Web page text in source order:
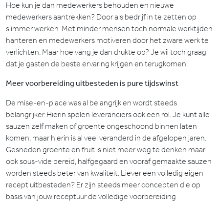
Hoe kun je dan medewerkers behouden en nieuwe
medewerkers aantrekken? Door als bedrijf in te zetten op
slimmer werken. Met minder mensen toch normale werktijden
hanteren en medewerkers motiveren door het zware werk te
verlichten. Maar hoe vang je dan drukte op? Je wil toch graag
dat je gasten de beste ervaring krijgen en terugkomen.
Meer voorbereiding uitbesteden is pure tijdswinst
De mise-en-place was al belangrijk en wordt steeds
belangrijker. Hierin spelen leveranciers ook een rol. Je kunt alle
sauzen zelf maken of groente ongeschoond binnen laten
komen, maar hierin is al veel veranderd in de afgelopen jaren.
Gesneden groente en fruit is niet meer weg te denken maar
ook sous-vide bereid, halfgegaard en vooraf gemaakte sauzen
worden steeds beter van kwaliteit. Liever een volledig eigen
recept uitbesteden? Er zijn steeds meer concepten die op
basis van jouw receptuur de volledige voorbereiding